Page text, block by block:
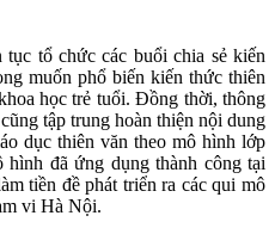
tổ chức các buổi chia sẻ kiến
muốn phổ biến kiến thức thiên
học trẻ tuổi. Đồng thời, thông
tập trung hoàn thiện nội dung
dục thiên văn theo mô hình lớp
đã ứng dụng thành công tại
tiền đề phát triển ra các qui mô
vi Hà Nội.